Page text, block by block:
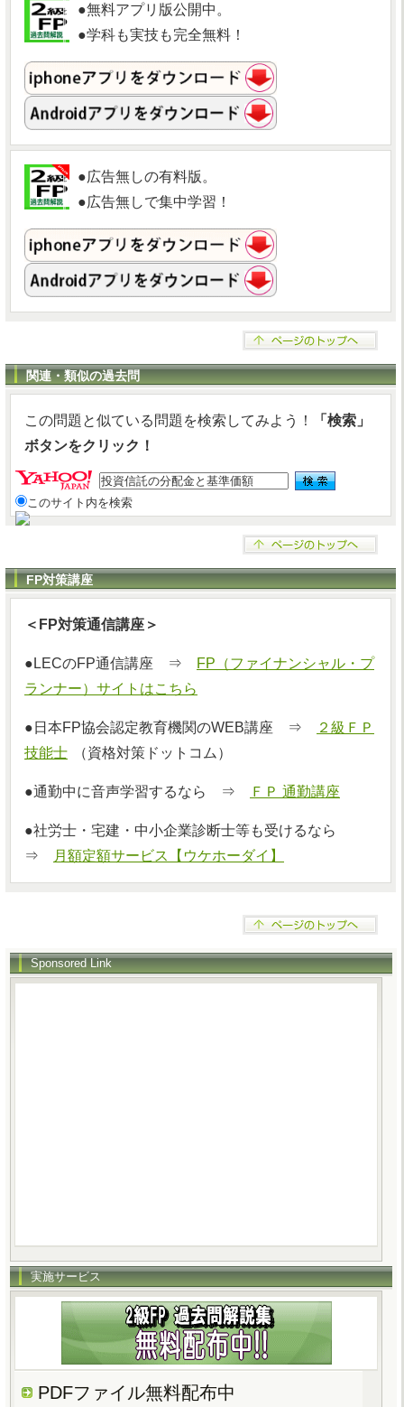
●無料アプリ版公開中。
●学科も実技も完全無料！
●広告無しの有料版。
●広告無しで集中学習！
関連・類似の過去問
この問題と似ている問題を検索してみよう！
「検索」
ボタンをクリック！
このサイト内を検索
FP対策講座
＜FP対策通信講座＞
●LECのFP通信講座 ⇒
FP（ファイナンシャル・プ
ランナー）サイトはこちら
●日本FP協会認定教育機関のWEB講座 ⇒
２級ＦＰ
技能士
（資格対策ドットコム）
●通勤中に音声学習するなら ⇒ ＦＰ 通勤講座
●社労士・宅建・中小企業診断士等も受けるなら
⇒
月額定額サービス【ウケホーダイ】
Sponsored Link
実施サービス
PDFファイル無料配布中